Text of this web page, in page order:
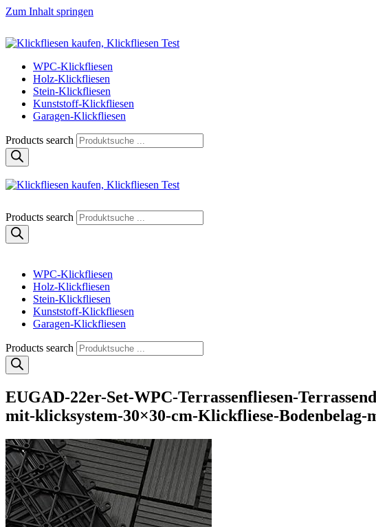
Zum Inhalt springen
Klickfliese | klick-klick-fertig
Klickfliesen online kaufen
WPC-Klickfliesen
Holz-Klickfliesen
Stein-Klickfliesen
Kunststoff-Klickfliesen
Garagen-Klickfliesen
Products search
Klickfliese | klick-klick-fertig
Klickfliesen online kaufen
Products search
WPC-Klickfliesen
Holz-Klickfliesen
Stein-Klickfliesen
Kunststoff-Klickfliesen
Garagen-Klickfliesen
Products search
EUGAD-22er-Set-WPC-Terrassenfliesen-
mit-klicksystem-30×30-cm-Klickfliese-Bodenbelag-